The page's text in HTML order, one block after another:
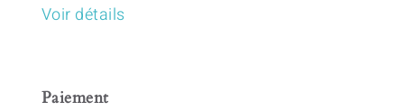
Voir détails
Paiement